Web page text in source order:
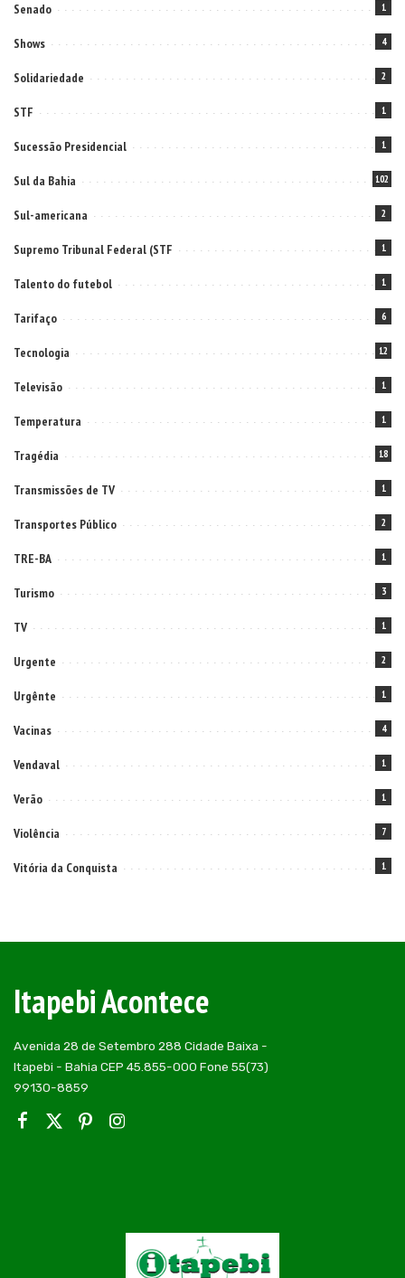
Senado 1
Shows 4
Solidariedade 2
STF 1
Sucessão Presidencial 1
Sul da Bahia 102
Sul-americana 2
Supremo Tribunal Federal (STF 1
Talento do futebol 1
Tarifaço 6
Tecnologia 12
Televisão 1
Temperatura 1
Tragédia 18
Transmissões de TV 1
Transportes Público 2
TRE-BA 1
Turismo 3
TV 1
Urgente 2
Urgênte 1
Vacinas 4
Vendaval 1
Verão 1
Violência 7
Vitória da Conquista 1
Itapebi Acontece
Avenida 28 de Setembro 288 Cidade Baixa -
Itapebi - Bahia CEP 45.855-000 Fone 55(73)
99130-8859